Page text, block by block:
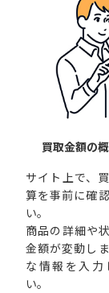
買取金額の
サイト上で、
算を事前に確
い。
商品の詳細や
金額が変動し
な情報を入力
い。